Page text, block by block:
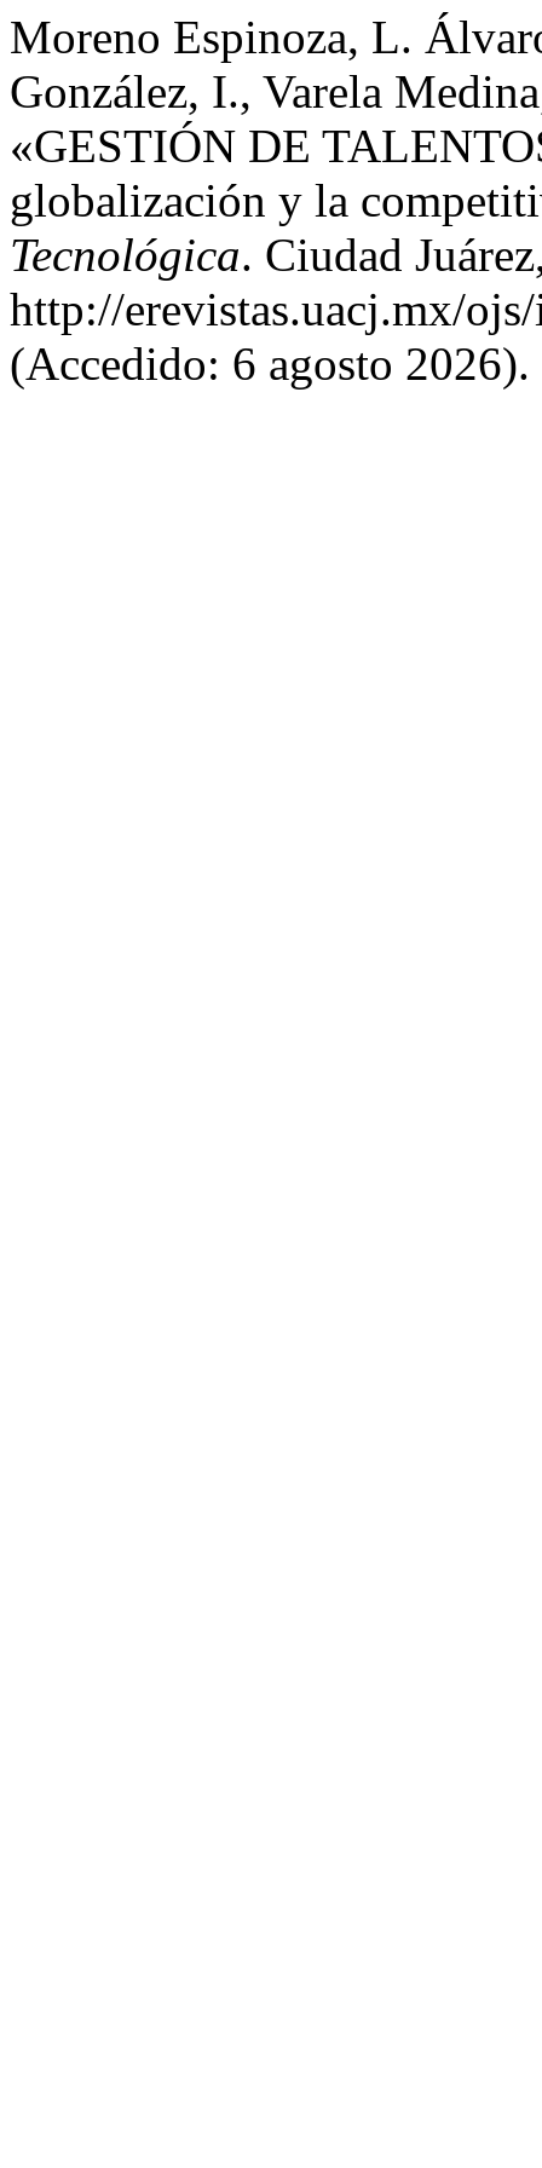
Moreno Espinoza, L.
González, I., Varela
«GESTIÓN DE
globalización y la
Tecnológica. Ciudad
http://erevistas.uacj.mx/
(Accedido: 6 agosto 2026).